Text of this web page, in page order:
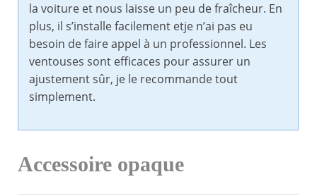
la voiture et nous laisse un peu de fraîcheur. En
plus, il s’installe facilement etje n’ai pas eu
besoin de faire appel à un professionnel. Les
ventouses sont efficaces pour assurer un
ajustement sûr, je le recommande tout
simplement.
Accessoire opaque